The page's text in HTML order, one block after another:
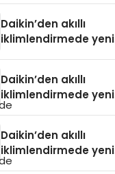
Daikin’den akıllı
iklimlendirmede yeni
Daikin’den akıllı
iklimlendirmede yeni
dönem: Madoka Plus
Daikin’den akıllı
iklimlendirmede yeni
dönem: Madoka Plus